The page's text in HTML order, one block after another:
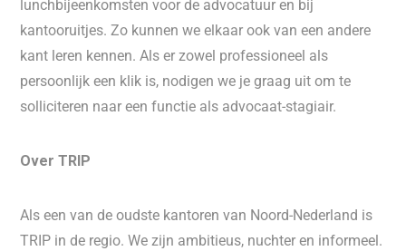
lunchbijeenkomsten voor de advocatuur en bij
kantooruitjes. Zo kunnen we elkaar ook van een andere
kant leren kennen. Als er zowel professioneel als
persoonlijk een klik is, nodigen we je graag uit om te
solliciteren naar een functie als advocaat-stagiair.
Over TRIP
Als een van de oudste kantoren van Noord-Nederland is
TRIP in de regio. We zijn ambitieus, nuchter en informeel.